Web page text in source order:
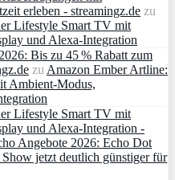
erleben - streamingz.de zu
Lifestyle Smart TV mit
und Alexa‑Integration
Bis zu 45 % Rabatt zum
zuAmazon Ember Artline:
Ambient‑Modus,
Lifestyle Smart TV mit
und Alexa‑Integration -
Angebote 2026: Echo Dot
jetzt deutlich günstiger für